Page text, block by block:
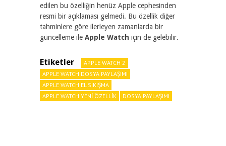
edilen bu özelliğin henüz Apple cephesinden
resmi bir açıklaması gelmedi. Bu özellik diğer
tahminlere göre ilerleyen zamanlarda bir
güncelleme ile Apple Watch için de gelebilir.
Etiketler
APPLE WATCH 2
APPLE WATCH DOSYA PAYLAŞIMI
APPLE WATCH EL SIKIŞMA
APPLE WATCH YENI ÖZELLIK
DOSYA PAYLAŞIMI